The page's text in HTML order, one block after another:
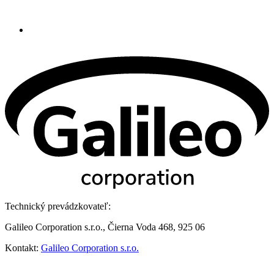
Technický prevádzkovateľ:
Galileo Corporation s.r.o., Čierna Voda 468, 925 06
Kontakt: Galileo Corporation s.r.o.